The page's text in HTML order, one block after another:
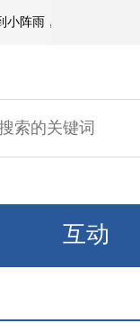
阵雨，北部垦区风
互动